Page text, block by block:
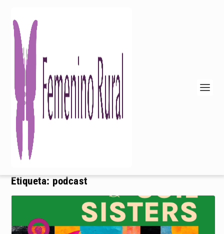
Etiqueta: podcast